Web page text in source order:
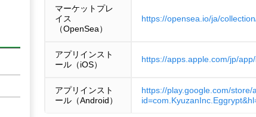
マーケットプレ
イス
（OpenSea）
https://opensea.io/ja/
アプリインスト
ール（iOS）
https://apps.apple.com/jp/
アプリインスト
ール（Android）
https://play.google.com/store/